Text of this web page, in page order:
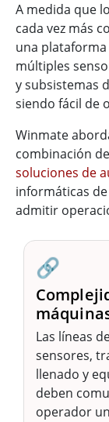
A medida que
cada vez más
una
múltiples
y subsistemas
siendo fácil de
Winmate
combinación de
soluciones de
informáticas
admitir
🔗
Las líneas
sensores,
llenado y
deben
operador